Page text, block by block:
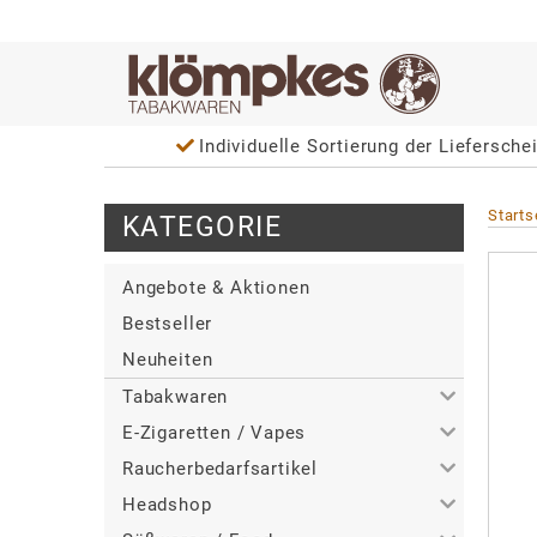
Individuelle Sortierung der Lieferscheine und
KATEGORIE
Angebote & Aktionen
Bestseller
Neuheiten
Tabakwaren
>Alle
>Zigaretten
>Zigarren / Zigarillos
E-Zigaretten / Vapes
>Alle
>Tabakerhitzer
Raucherbedarfsartikel
>Alle
Headshop